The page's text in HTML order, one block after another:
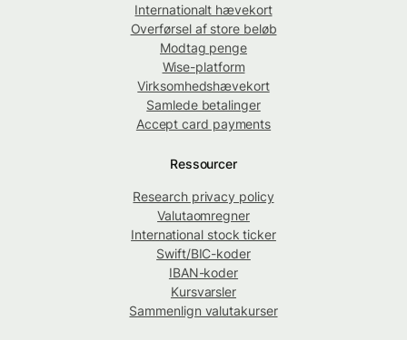
Internationalt hævekort
Overførsel af store beløb
Modtag penge
Wise-platform
Virksomhedshævekort
Samlede betalinger
Accept card payments
Ressourcer
Research privacy policy
Valutaomregner
International stock ticker
Swift/BIC-koder
IBAN-koder
Kursvarsler
Sammenlign valutakurser